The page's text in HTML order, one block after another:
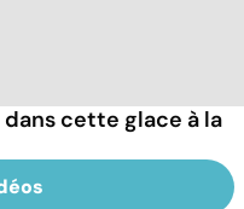
cette glace à la